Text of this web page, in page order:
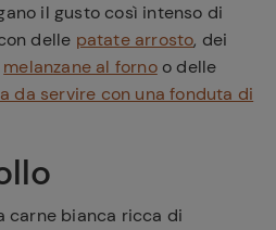
il gusto così intenso di
delle patate arrosto, dei
melanzane al fornoo delle
da servire con una fonduta di
carne bianca ricca di